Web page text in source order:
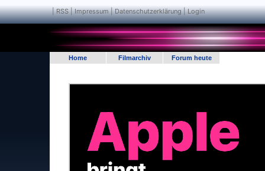
|RSS|Impressum | Datenschutzerklärung|Login
Home Filmarchiv Forum heute